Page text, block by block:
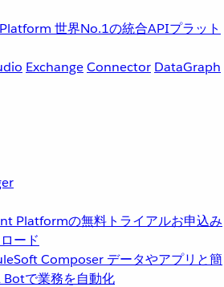
世界No.1の統合APIプラット
ExchangeConnector DataGraph
Platformの無料トライアルお申込み
ード
Composer データやアプリと簡
Botで業務を自動化